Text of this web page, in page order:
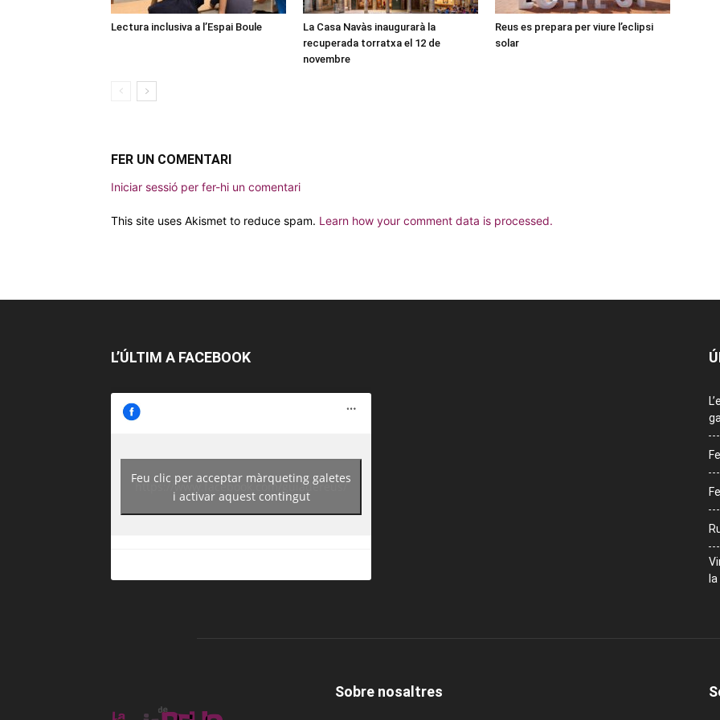
Lectura inclusiva a l’Espai Boule
La Casa Navàs inaugurarà la
recuperada torratxa el 12 de
novembre
Reus es prepara per viure l’eclipsi
solar
FER UN COMENTARI
Iniciar sessió per fer-hi un comentari
This site uses Akismet to reduce spam. Learn how your comment data is processed.
L’ÚLTIM A FACEBOOK
https://www.facebook.com/guiadereus/
Feu clic per acceptar màrqueting galetes
i activar aquest contingut
Sobre nosaltres